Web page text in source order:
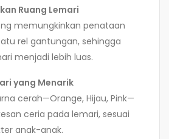
Ruang Lemari
memungkinkan penataan
rel gantungan, sehingga
menjadi lebih luas.
yang Menarik
cerah—Orange, Hijau, Pink—
ceria pada lemari, sesuai
anak-anak.